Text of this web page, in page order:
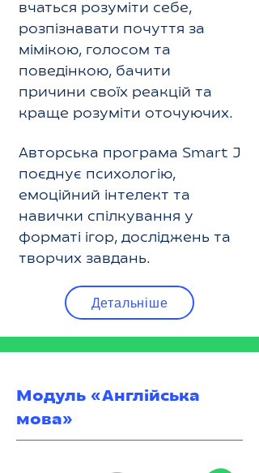
вчаться розуміти себе,
розпізнавати почуття за
мімікою, голосом та
поведінкою, бачити
причини своїх реакцій та
краще розуміти оточуючих.
Авторська програма Smart J
поєднує психологію,
емоційний інтелект та
навички спілкування у
форматі ігор, досліджень та
творчих завдань.
Детальніше
Модуль «Англійська
мова»